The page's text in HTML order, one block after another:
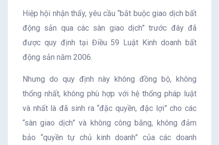
Hiệp hội nhận thấy, yêu cầu “bắt buộc giao dịch bất
động sản qua các sàn giao dịch” trước đây đã
được quy định tại Điều 59 Luật Kinh doanh bất
động sản năm 2006.
Nhưng do quy định này không đồng bộ, không
thống nhất, không phù hợp với hệ thống pháp luật
và nhất là đã sinh ra “đặc quyền, đặc lợi” cho các
“sàn giao dịch” và không công bằng, không đảm
bảo “quyền tự chủ kinh doanh” của các doanh